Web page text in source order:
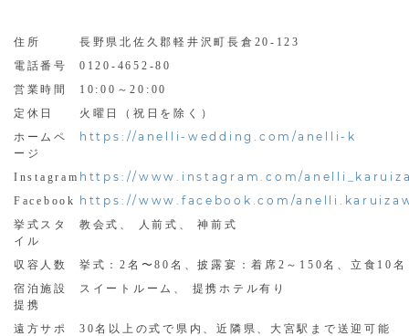
住所
長野県北佐久郡軽井沢町長倉20-123
電話番号
0120-4652-80
営業時間
10:00～20:00
定休日
火曜日（祝日を除く）
ホームペ
ージ
https://anelli-wedding.com/anelli-k
Instagram https://www.instagram.com/
Facebook https://www.facebook.com/
挙式スタ
イル
教会式、 人前式、 神前式
収容人数
挙式：2名〜80名、披露宴：着席2～150名、立食10
宿泊施設
提携
スイートルーム、 提携ホテル有り
遠方サポ
30名以上の式で県内、近隣県、大宮駅まで送迎可能